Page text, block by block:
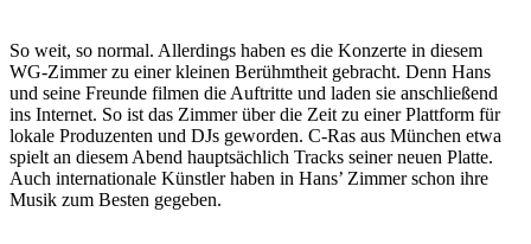
So weit, so normal. Allerdings haben es die Konzerte in diesem
WG-Zimmer zu einer kleinen Berühmtheit gebracht. Denn Hans
und seine Freunde filmen die Auftritte und laden sie anschließend
ins Internet. So ist das Zimmer über die Zeit zu einer Plattform für
lokale Produzenten und DJs geworden. C-Ras aus München etwa
spielt an diesem Abend hauptsächlich Tracks seiner neuen Platte.
Auch internationale Künstler haben in Hans’ Zimmer schon ihre
Musik zum Besten gegeben.